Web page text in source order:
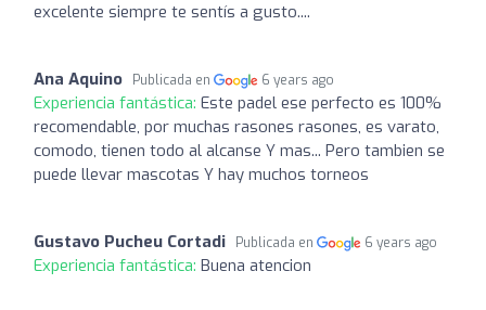
excelente siempre te sentís a gusto....
Ana Aquino Publicada en 6 years ago
Experiencia fantástica: Este padel ese perfecto es 100%
recomendable, por muchas rasones rasones, es varato,
comodo, tienen todo al alcanse Y mas... Pero tambien se
puede llevar mascotas Y hay muchos torneos
Gustavo Pucheu Cortadi Publicada en 6 years ago
Experiencia fantástica: Buena atencion